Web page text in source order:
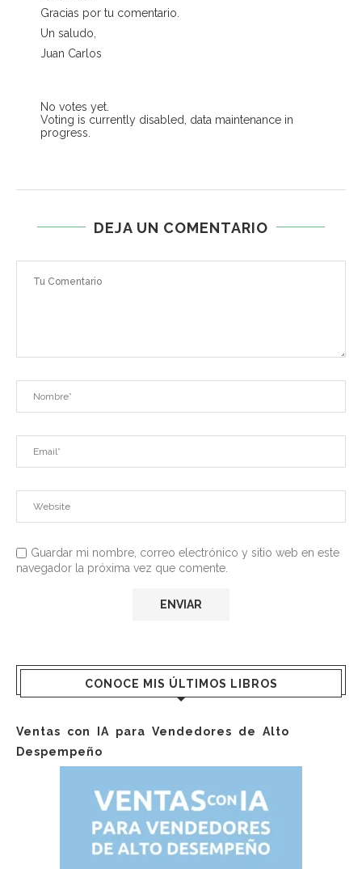
Gracias por tu comentario.
Un saludo,
Juan Carlos
No votes yet.
Voting is currently disabled, data maintenance in
progress.
DEJA UN COMENTARIO
Guardar mi nombre, correo electrónico y sitio web en este
navegador la próxima vez que comente.
CONOCE MIS ÚLTIMOS LIBROS
Ventas con IA para Vendedores de Alto
Despempeño